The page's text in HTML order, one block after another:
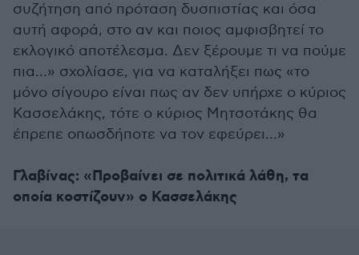
συζήτηση από πρόταση δυσπιστίας και όσα
αυτή αφορά, στο αν και ποιος αμφισβητεί το
εκλογικό αποτέλεσμα. Δεν ξέρουμε τι να πούμε
πια…» σχολίασε, για να καταλήξει πως «το
μόνο σίγουρο είναι πως αν δεν υπήρχε ο κύριος
Κασσελάκης, τότε ο κύριος Μητσοτάκης θα
έπρεπε οπωσδήποτε να τον εφεύρει…»
Γλαβίνας: «Προβαίνει σε πολιτικά λάθη, τα
οποία κοστίζουν» ο Κασσελάκης